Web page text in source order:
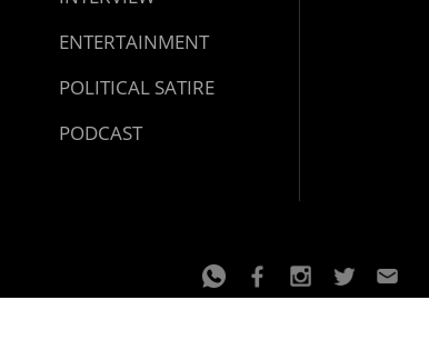
ENTERTAINMENT
POLITICAL SATIRE
PODCAST